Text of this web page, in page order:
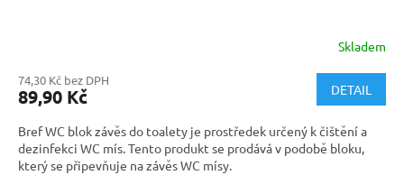
Skladem
74,30 Kč bez DPH
89,90 Kč DETAIL
Bref WC blok závěs do toalety je prostředek určený k čištění a
dezinfekci WC mís. Tento produkt se prodává v podobě bloku,
který se připevňuje na závěs WC mísy.